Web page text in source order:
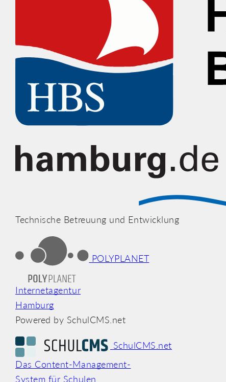
Technische Betreuung und Entwicklung
POLYPLANET
Internetagentur
Hamburg
Powered by SchulCMS.net
SchulCMS.net
Das Content-Management-
System für Schulen